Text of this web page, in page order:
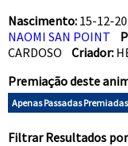
Nascimento: 15-12-
NAOMI SAN POINT
CARDOSO Criador:
Premiação deste
Apenas Passadas Premiadas
Filtrar Resultados